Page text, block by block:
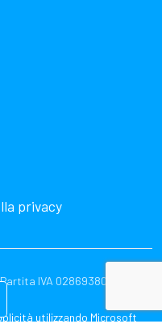
privacy
Partita IVA 02869380549
utilizzando Microsoft